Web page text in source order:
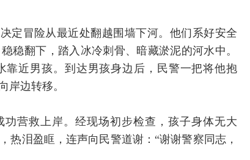
定冒险从最近处翻越围墙下河。他们系好安全
稳翻下，踏入冰冷刺骨、暗藏淤泥的河水中。
靠近男孩。到达男孩身边后，民警一把将他抱
岸边转移。
营救上岸。经现场初步检查，孩子身体无大
热泪盈眶，连声向民警道谢：“谢谢警察同志，